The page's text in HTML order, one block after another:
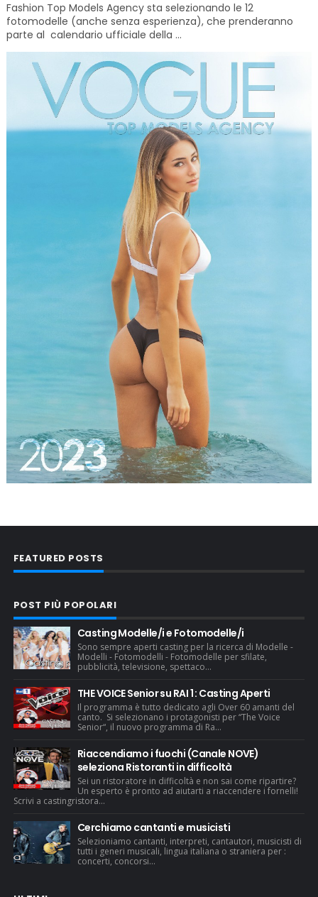
Fashion Top Models Agency sta selezionando le 12
fotomodelle (anche senza esperienza), che prenderanno
parte al calendario ufficiale della ...
FEATURED POSTS
POST PIÙ POPOLARI
Casting Modelle/i e Fotomodelle/i
Sono sempre aperti casting per la ricerca di Modelle -
Modelli - Fotomodelli - Fotomodelle per sfilate,
pubblicità, televisione, spettaco...
THE VOICE Senior su RAI 1 : Casting Aperti
Il programma è tutto dedicato agli Over 60 amanti del
canto. Si selezionano i protagonisti per “The Voice
Senior“, il nuovo programma di Ra...
Riaccendiamo i fuochi (Canale NOVE)
seleziona Ristoranti in difficoltà
Sei un ristoratore in difficoltà e non sai come ripartire?
Un esperto è pronto ad aiutarti a riaccendere i fornelli!
Scrivi a castingristora...
Cerchiamo cantanti e musicisti
Selezioniamo cantanti, interpreti, cantautori, musicisti di
tutti i generi musicali, lingua italiana o straniera per :
concerti, concorsi...